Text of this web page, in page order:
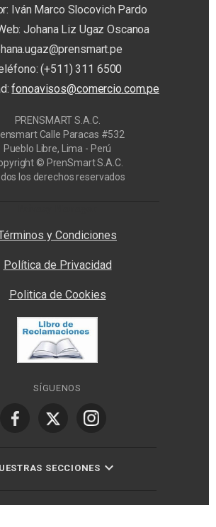
Iván Marco Slocovich Pardo
Johana Liz Ugaz Oscanoa
(+511) 311 6500
fonoavisos@comercio.com.pe
PRENSMART S.A.C.
Calle Paracas #532
Pueblo Libre, Lima - Perú
© PrenSmart S.A.C.
los derechos reservados
y Condiciones
Política de Privacidad
Politica de Cookies
SÍGUENOS
SECCIONES